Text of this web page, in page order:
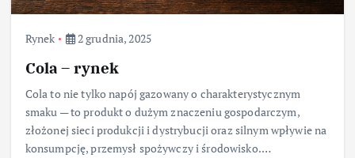
Rynek 2 grudnia, 2025
Cola – rynek
Cola to nie tylko napój gazowany o charakterystycznym
smaku — to produkt o dużym znaczeniu gospodarczym,
złożonej sieci produkcji i dystrybucji oraz silnym wpływie na
konsumpcję, przemysł spożywczy i środowisko.…